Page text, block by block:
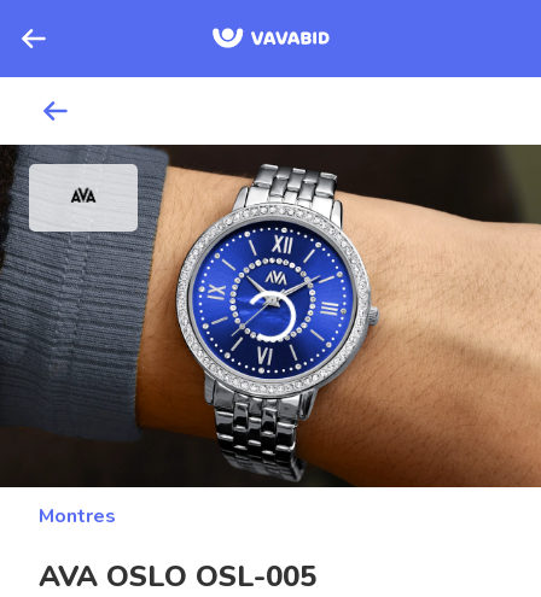
Montres
AVA OSLO OSL-005